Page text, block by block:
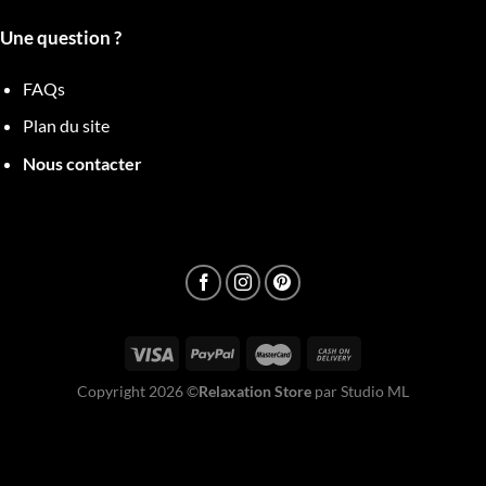
Une question ?
FAQs
Plan du site
Nous contacter
Copyright 2026 ©Relaxation Store par Studio ML